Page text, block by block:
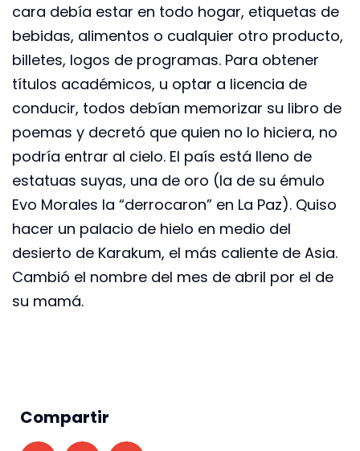
cara debía estar en todo hogar, etiquetas de
bebidas, alimentos o cualquier otro producto,
billetes, logos de programas. Para obtener
títulos académicos, u optar a licencia de
conducir, todos debían memorizar su libro de
poemas y decretó que quien no lo hiciera, no
podría entrar al cielo. El país está lleno de
estatuas suyas, una de oro (la de su émulo
Evo Morales la “derrocaron” en La Paz). Quiso
hacer un palacio de hielo en medio del
desierto de Karakum, el más caliente de Asia.
Cambió el nombre del mes de abril por el de
su mamá.
Compartir